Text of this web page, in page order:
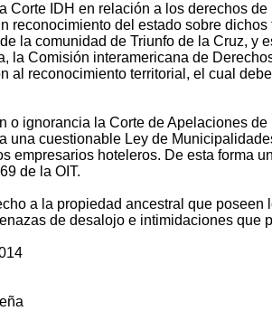
Corte IDH en relación a los derechos
reconocimiento del estado sobre
la comunidad de Triunfo de la Cruz, y
la Comisión interamericana de
al reconocimiento territorial, el cual
o ignorancia la Corte de Apelaciones
una cuestionable Ley de
empresarios hoteleros. De esta forma
de la OIT.
a la propiedad ancestral que poseen
de desalojo e intimidaciones que